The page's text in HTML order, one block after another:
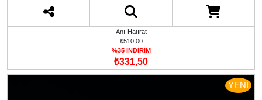
Anı-Hatırat
₺510,00
%35 İNDİRİM
₺331,50
YENİ